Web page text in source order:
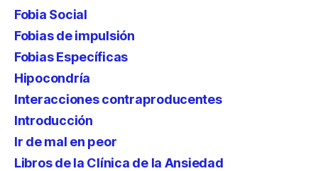
Fobia Social
Fobias de impulsión
Fobias Específicas
Hipocondría
Interacciones contraproducentes
Introducción
Ir de mal en peor
Libros de la Clínica de la Ansiedad